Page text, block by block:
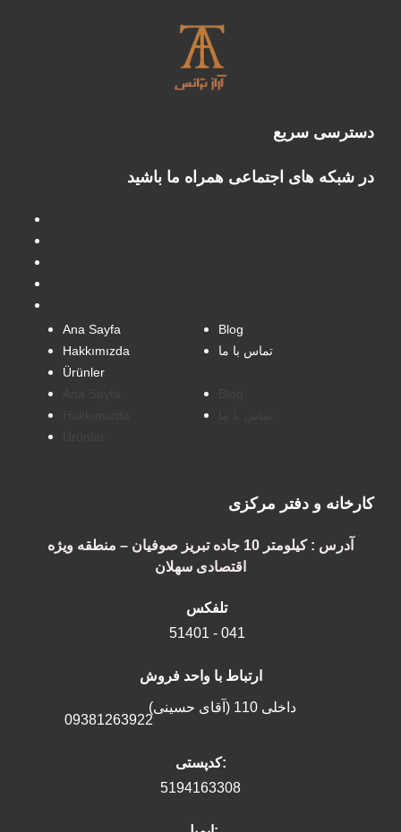
دسترسی سریع
در شبکه های اجتماعی همراه ما باشید
Ana Sayfa
Blog
Hakkımızda
تماس با ما
Ürünler
کارخانه و دفتر مرکزی
آدرس : کیلومتر 10 جاده تبریز صوفیان – منطقه ویژه
اقتصادی سهلان
تلفکس
51401 - 041
ارتباط با واحد فروش
داخلی 110 (آقای حسینی)
09381263922
کدپستی:
5194163308